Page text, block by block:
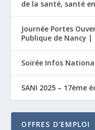
de la santé, santé
Journée Portes
Publique de Nancy |
Soirée Infos
SANI 2025 – 17ème
OFFRES D'EMPLOI